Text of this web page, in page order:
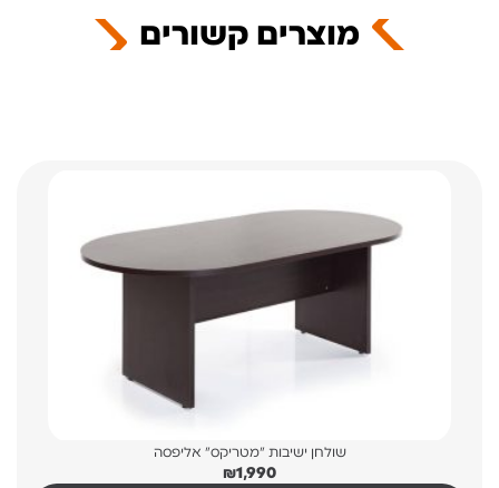
מוצרים קשורים
שולחן ישיבות "מטריקס" אליפסה
₪1,990